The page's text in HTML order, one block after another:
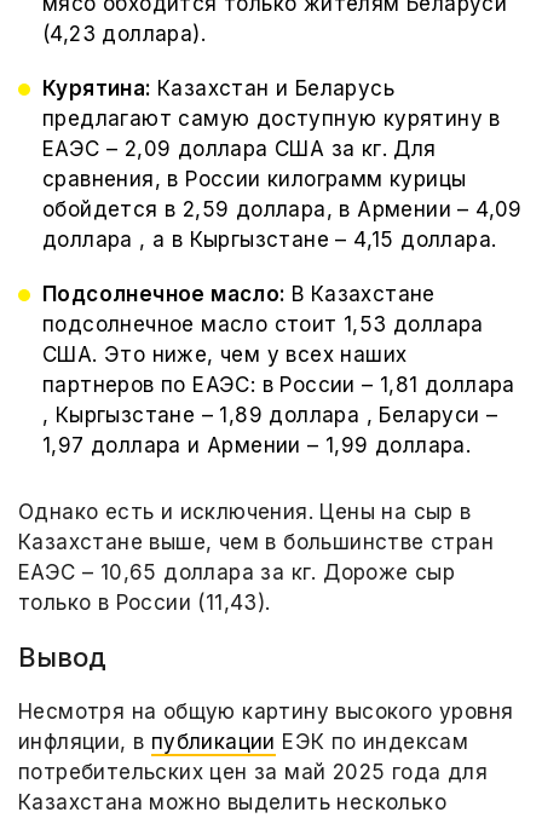
(4,23 доллара).
Курятина: Казахстан и Беларусь
предлагают самую доступную курятину в
ЕАЭС – 2,09 доллара США за кг. Для
сравнения, в России килограмм курицы
обойдется в 2,59 доллара, в Армении – 4,09
доллара , а в Кыргызстане – 4,15 доллара.
Подсолнечное масло: В Казахстане
подсолнечное масло стоит 1,53 доллара
США. Это ниже, чем у всех наших
партнеров по ЕАЭС: в России – 1,81 доллара
, Кыргызстане – 1,89 доллара , Беларуси –
1,97 доллара и Армении – 1,99 доллара.
Однако есть и исключения. Цены на сыр в
Казахстане выше, чем в большинстве стран
ЕАЭС – 10,65 доллара за кг. Дороже сыр
только в России (11,43).
Вывод
Несмотря на общую картину высокого уровня
инфляции, в публикации ЕЭК по индексам
потребительских цен за май 2025 года для
Казахстана можно выделить несколько